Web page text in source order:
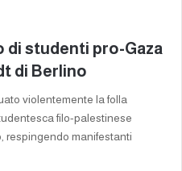
di studenti pro-Gaza
di Berlino
violentemente la folla
filo-palestinese
respingendo manifestanti